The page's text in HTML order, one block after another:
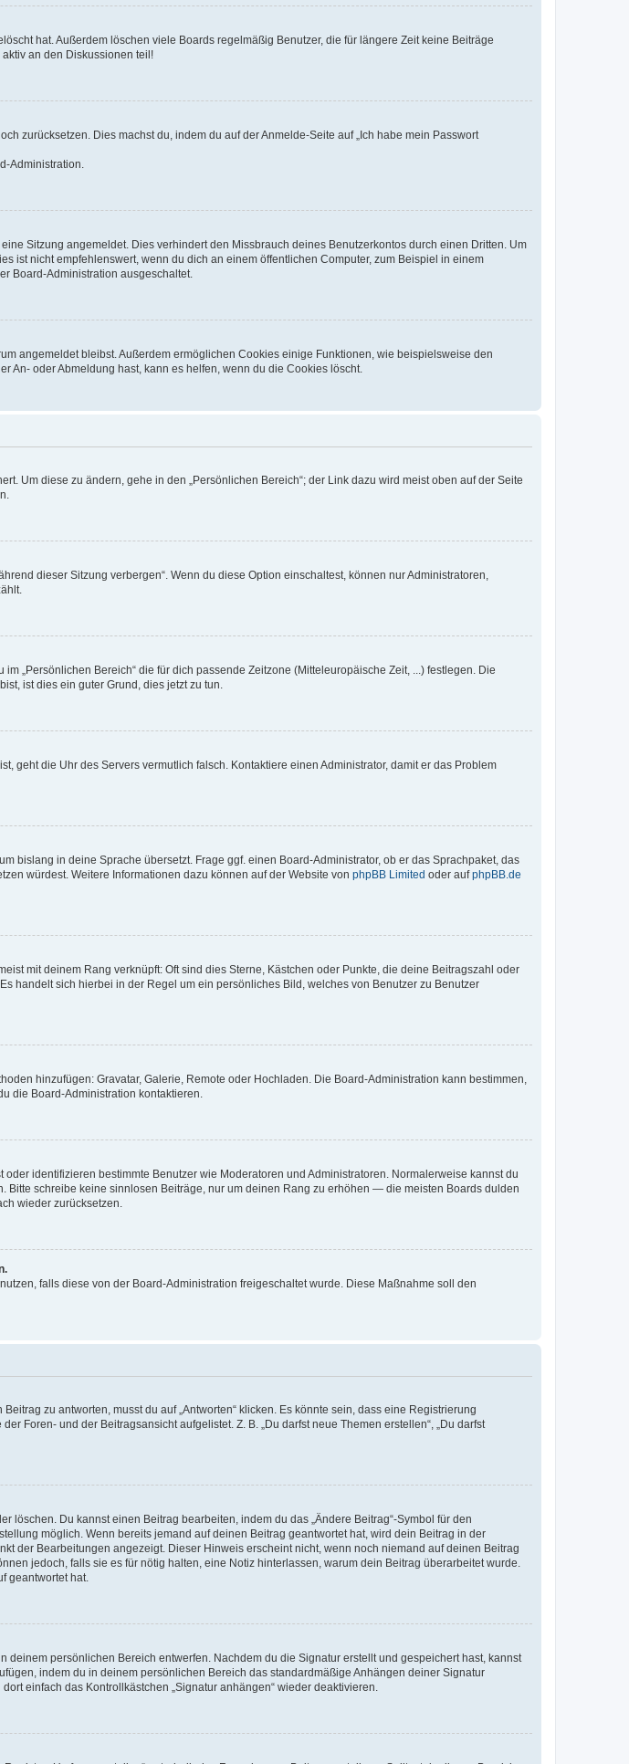
hat. Außerdem löschen viele Boards regelmäßig Benutzer, die für längere Zeit keine Beiträge
an den Diskussionen teil!
zurücksetzen. Dies machst du, indem du auf der Anmelde-Seite auf „Ich habe mein Passwort
Administration.
Sitzung angemeldet. Dies verhindert den Missbrauch deines Benutzerkontos durch einen Dritten. Um
ist nicht empfehlenswert, wenn du dich an einem öffentlichen Computer, zum Beispiel in einem
Board-Administration ausgeschaltet.
angemeldet bleibst. Außerdem ermöglichen Cookies einige Funktionen, wie beispielsweise den
An- oder Abmeldung hast, kann es helfen, wenn du die Cookies löscht.
Um diese zu ändern, gehe in den „Persönlichen Bereich“; der Link dazu wird meist oben auf der Seite
dieser Sitzung verbergen“. Wenn du diese Option einschaltest, können nur Administratoren,
„Persönlichen Bereich“ die für dich passende Zeitzone (Mitteleuropäische Zeit, ...) festlegen. Die
ist dies ein guter Grund, dies jetzt zu tun.
geht die Uhr des Servers vermutlich falsch. Kontaktiere einen Administrator, damit er das Problem
bislang in deine Sprache übersetzt. Frage ggf. einen Board-Administrator, ob er das Sprachpaket, das
würdest. Weitere Informationen dazu können auf der Website von phpBB Limited oder aufphpBB.de
mit deinem Rang verknüpft: Oft sind dies Sterne, Kästchen oder Punkte, die deine Beitragszahl oder
handelt sich hierbei in der Regel um ein persönliches Bild, welches von Benutzer zu Benutzer
hinzufügen: Gravatar, Galerie, Remote oder Hochladen. Die Board-Administration kann bestimmen,
die Board-Administration kontaktieren.
identifizieren bestimmte Benutzer wie Moderatoren und Administratoren. Normalerweise kannst du
schreibe keine sinnlosen Beiträge, nur um deinen Rang zu erhöhen — die meisten Boards dulden
wieder zurücksetzen.
falls diese von der Board-Administration freigeschaltet wurde. Diese Maßnahme soll den
zu antworten, musst du auf „Antworten“ klicken. Es könnte sein, dass eine Registrierung
Foren- und der Beitragsansicht aufgelistet. Z. B. „Du darfst neue Themen erstellen“, „Du darfst
Du kannst einen Beitrag bearbeiten, indem du das „Ändere Beitrag“-Symbol für den
möglich. Wenn bereits jemand auf deinen Beitrag geantwortet hat, wird dein Beitrag in der
der Bearbeitungen angezeigt. Dieser Hinweis erscheint nicht, wenn noch niemand auf deinen Beitrag
jedoch, falls sie es für nötig halten, eine Notiz hinterlassen, warum dein Beitrag überarbeitet wurde.
geantwortet hat.
persönlichen Bereich entwerfen. Nachdem du die Signatur erstellt und gespeichert hast, kannst
indem du in deinem persönlichen Bereich das standardmäßige Anhängen deiner Signatur
einfach das Kontrollkästchen „Signatur anhängen“ wieder deaktivieren.